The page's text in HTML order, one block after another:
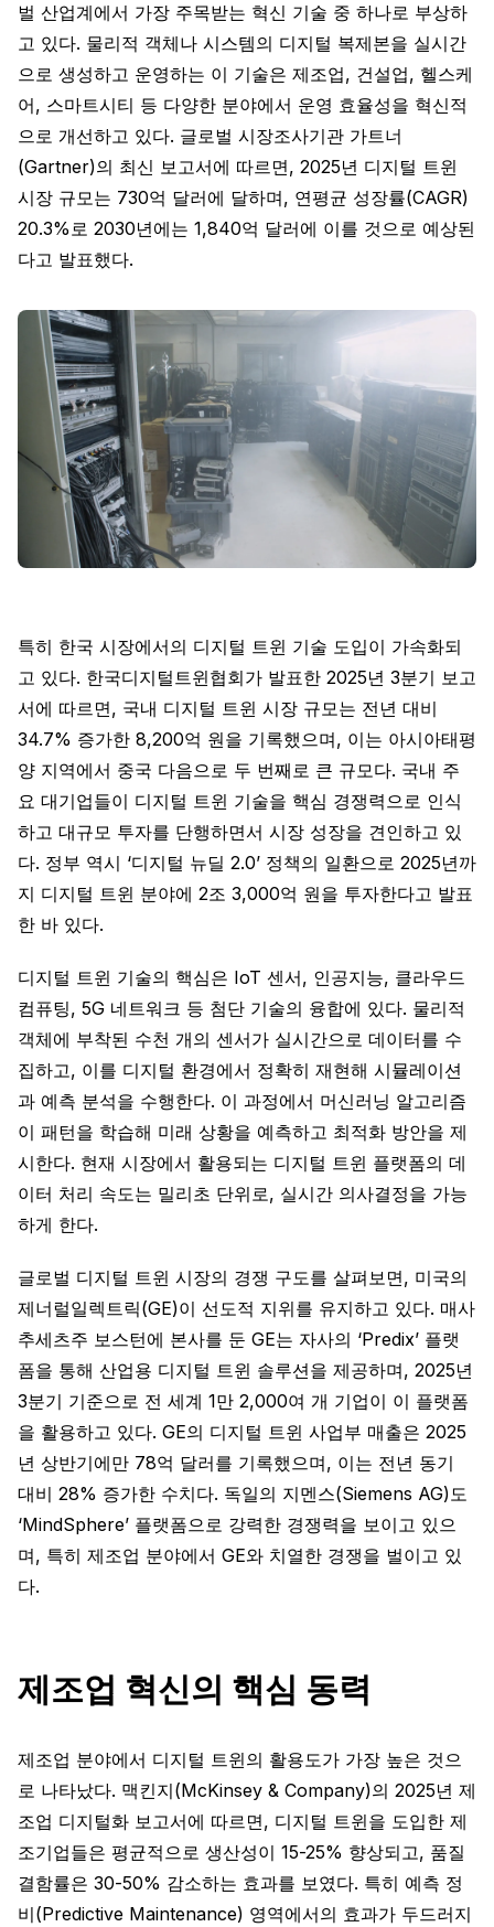
벌 산업계에서 가장 주목받는 혁신 기술 중 하나로 부상하
고 있다. 물리적 객체나 시스템의 디지털 복제본을 실시간
으로 생성하고 운영하는 이 기술은 제조업, 건설업, 헬스케
어, 스마트시티 등 다양한 분야에서 운영 효율성을 혁신적
으로 개선하고 있다. 글로벌 시장조사기관 가트너
(Gartner)의 최신 보고서에 따르면, 2025년 디지털 트윈
시장 규모는 730억 달러에 달하며, 연평균 성장률(CAGR)
20.3%로 2030년에는 1,840억 달러에 이를 것으로 예상된
다고 발표했다.
특히 한국 시장에서의 디지털 트윈 기술 도입이 가속화되
고 있다. 한국디지털트윈협회가 발표한 2025년 3분기 보고
서에 따르면, 국내 디지털 트윈 시장 규모는 전년 대비
34.7% 증가한 8,200억 원을 기록했으며, 이는 아시아태평
양 지역에서 중국 다음으로 두 번째로 큰 규모다. 국내 주
요 대기업들이 디지털 트윈 기술을 핵심 경쟁력으로 인식
하고 대규모 투자를 단행하면서 시장 성장을 견인하고 있
다. 정부 역시 ‘디지털 뉴딜 2.0’ 정책의 일환으로 2025년까
지 디지털 트윈 분야에 2조 3,000억 원을 투자한다고 발표
한 바 있다.
디지털 트윈 기술의 핵심은 IoT 센서, 인공지능, 클라우드
컴퓨팅, 5G 네트워크 등 첨단 기술의 융합에 있다. 물리적
객체에 부착된 수천 개의 센서가 실시간으로 데이터를 수
집하고, 이를 디지털 환경에서 정확히 재현해 시뮬레이션
과 예측 분석을 수행한다. 이 과정에서 머신러닝 알고리즘
이 패턴을 학습해 미래 상황을 예측하고 최적화 방안을 제
시한다. 현재 시장에서 활용되는 디지털 트윈 플랫폼의 데
이터 처리 속도는 밀리초 단위로, 실시간 의사결정을 가능
하게 한다.
글로벌 디지털 트윈 시장의 경쟁 구도를 살펴보면, 미국의
제너럴일렉트릭(GE)이 선도적 지위를 유지하고 있다. 매사
추세츠주 보스턴에 본사를 둔 GE는 자사의 ‘Predix’ 플랫
폼을 통해 산업용 디지털 트윈 솔루션을 제공하며, 2025년
3분기 기준으로 전 세계 1만 2,000여 개 기업이 이 플랫폼
을 활용하고 있다. GE의 디지털 트윈 사업부 매출은 2025
년 상반기에만 78억 달러를 기록했으며, 이는 전년 동기
대비 28% 증가한 수치다. 독일의 지멘스(Siemens AG)도
‘MindSphere’ 플랫폼으로 강력한 경쟁력을 보이고 있으
며, 특히 제조업 분야에서 GE와 치열한 경쟁을 벌이고 있
다.
제조업 혁신의 핵심 동력
제조업 분야에서 디지털 트윈의 활용도가 가장 높은 것으
로 나타났다. 맥킨지(McKinsey & Company)의 2025년 제
조업 디지털화 보고서에 따르면, 디지털 트윈을 도입한 제
조기업들은 평균적으로 생산성이 15-25% 향상되고, 품질
결함률은 30-50% 감소하는 효과를 보였다. 특히 예측 정
비(Predictive Maintenance) 영역에서의 효과가 두드러지